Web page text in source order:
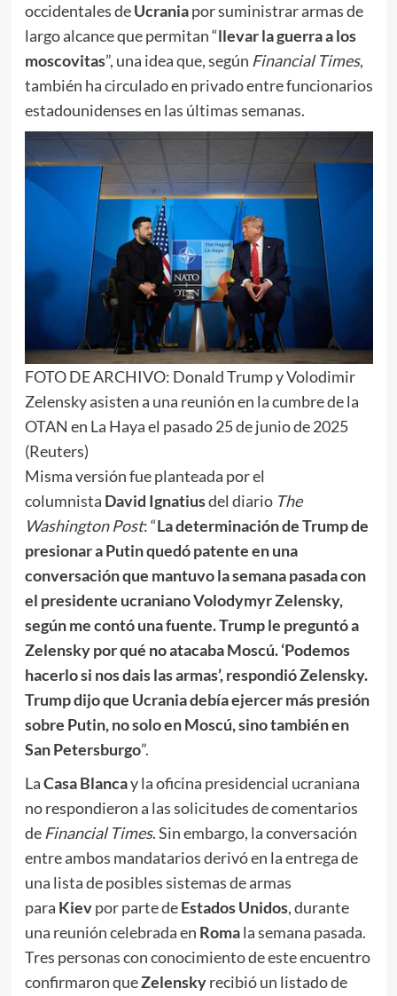
occidentales deUcraniapor suministrar armas de
largo alcance que permitan “llevar la guerra a los
moscovitas”, una idea que, según Financial Times,
también ha circulado en privado entre funcionarios
estadounidenses en las últimas semanas.
FOTO DE ARCHIVO: Donald Trump y Volodimir
Zelensky asisten a una reunión en la cumbre de la
OTAN en La Haya el pasado 25 de junio de 2025
(Reuters)
Misma versión fue planteada por el
columnista David Ignatiusdel diario The
Washington Post: “La determinación de Trump de
presionar a Putin quedó patente en una
conversación que mantuvo la semana pasada con
el presidente ucraniano Volodymyr Zelensky,
según me contó una fuente. Trump le preguntó a
Zelensky por qué no atacaba Moscú. ‘Podemos
hacerlo si nos dais las armas’, respondió Zelensky.
Trump dijo que Ucrania debía ejercer más presión
sobre Putin, no solo en Moscú, sino también en
San Petersburgo”.
LaCasa Blancay la oficina presidencial ucraniana
no respondieron a las solicitudes de comentarios
deFinancial Times. Sin embargo, la conversación
entre ambos mandatarios derivó en la entrega de
una lista de posibles sistemas de armas
para Kievpor parte deEstados Unidos, durante
una reunión celebrada en Romala semana pasada.
Tres personas con conocimiento de este encuentro
confirmaron queZelenskyrecibió un listado de